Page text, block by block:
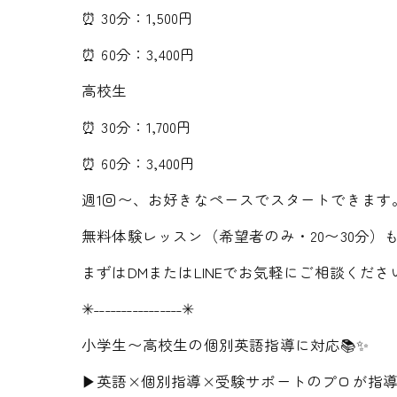
⏰ 30分：1,500円
⏰ 60分：3,400円
高校生
⏰ 30分：1,700円
⏰ 60分：3,400円
週1回〜、お好きなペースでスタートできます。
無料体験レッスン（希望者のみ・20〜30分）
まずはDMまたはLINEでお気軽にご相談くださ
✳︎˗˗˗˗˗˗˗˗˗˗˗˗˗˗˗˗✳︎
小学生〜高校生の個別英語指導に対応📚✨
▶英語×個別指導×受験サポートのプロが指導